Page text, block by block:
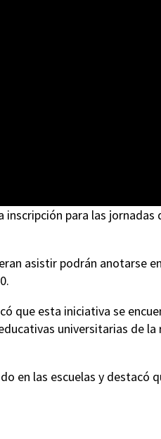
para las
asistir podrán anotarse
que esta iniciativa se
universitarias de
en las escuelas y destacó